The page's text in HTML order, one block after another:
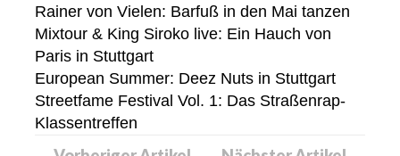
Rainer von Vielen: Barfuß in den Mai tanzen
Mixtour & King Siroko live: Ein Hauch von
Paris in Stuttgart
European Summer: Deez Nuts in Stuttgart
Streetfame Festival Vol. 1: Das Straßenrap-
Klassentreffen